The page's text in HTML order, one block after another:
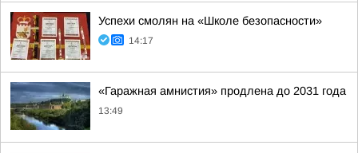
Успехи смолян на «Школе безопасности»
14:17
«Гаражная амнистия» продлена до 2031 года
13:49